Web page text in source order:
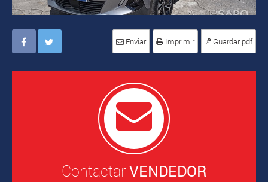
Enviar Imprimir Guardar pdf
ContactarVENDEDOR